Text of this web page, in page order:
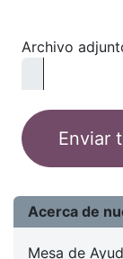
Archivo
Enviar
Acerca de
Mesa de